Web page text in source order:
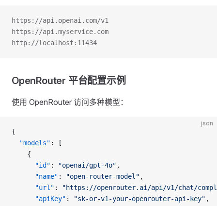
https://api.openai.com/v1
https://api.myservice.com
http://localhost:11434
OpenRouter 平台配置示例
使用 OpenRouter 访问多种模型：
json
{
  "models"
: [
    {
      "id"
: "openai/gpt-4o" ,
      "name"
: "open-router-model" ,
      "url"
:
"https://openrouter.ai/api/v1/chat/
      "apiKey"
: "sk-or-v1-your-openrouter-api-key" ,